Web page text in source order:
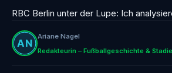
RBC Berlin unter der Lupe: Ich
Ariane Nagel
Redakteurin – Fußballgeschichte &